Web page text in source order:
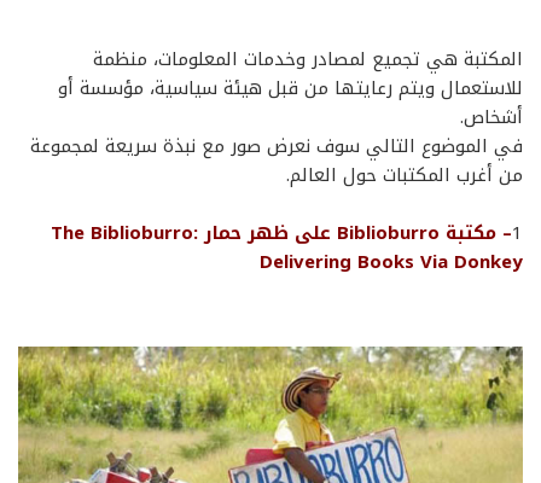
المكتبة هي تجميع لمصادر وخدمات المعلومات، منظمة
للاستعمال ويتم رعايتها من قبل هيئة سياسية، مؤسسة أو
أشخاص.
في الموضوع التالي سوف نعرض صور مع نبذة سريعة لمجموعة
من أغرب المكتبات حول العالم.
1
– مكتبة Biblioburro على ظهر حمار The Biblioburro:
Delivering Books Via Donkey